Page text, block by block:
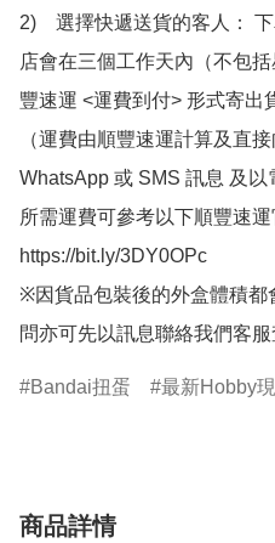
2)　選擇快遞送貨的客人：
店會在三個工作天內（不包
豐速運 <運費到付> 形式寄出
（運費由順豐速運計算及直
WhatsApp 或 SMS 訊息 及以
所需運費可參考以下順豐速運
https://bit.ly/3DY0OPc
※因貨品包裝後的外盒體積都
問亦可先以訊息聯絡我們客
Bandai扭蛋 最新Hobby
商品詳情